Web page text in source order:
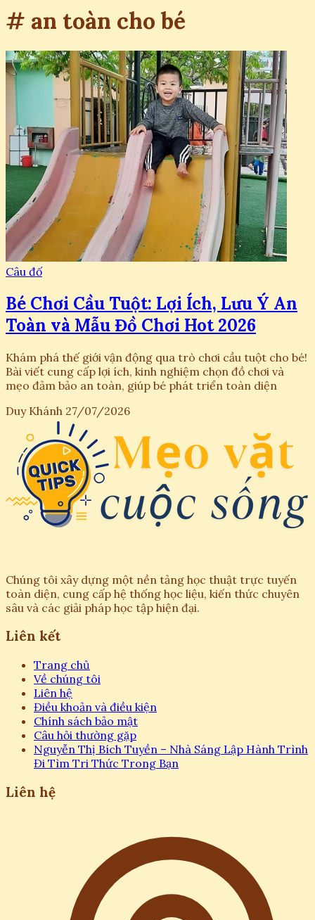
# an toàn cho bé
Câu đố
Bé Chơi Cầu Tuột: Lợi Ích, Lưu Ý An
Toàn và Mẫu Đồ Chơi Hot 2026
Khám phá thế giới vận động qua trò chơi cầu tuột cho bé!
Bài viết cung cấp lợi ích, kinh nghiệm chọn đồ chơi và
mẹo đảm bảo an toàn, giúp bé phát triển toàn diện
Duy Khánh 27/07/2026
Chúng tôi xây dựng một nền tảng học thuật trực tuyến
toàn diện, cung cấp hệ thống học liệu, kiến thức chuyên
sâu và các giải pháp học tập hiện đại.
Liên kết
Trang chủ
Về chúng tôi
Liên hệ
Điều khoản và điều kiện
Chính sách bảo mật
Câu hỏi thường gặp
Nguyễn Thị Bích Tuyền – Nhà Sáng Lập Hành Trình
Đi Tìm Tri Thức Trong Bạn
Liên hệ